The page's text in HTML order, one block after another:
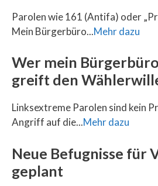
Parolen wie 161 (Antifa) oder
Mein Bürgerbüro...Mehr dazu
Wer mein
greift den
Linksextreme Parolen sind kein
Angriff auf die...Mehr dazu
Neue Befugnisse für
geplant